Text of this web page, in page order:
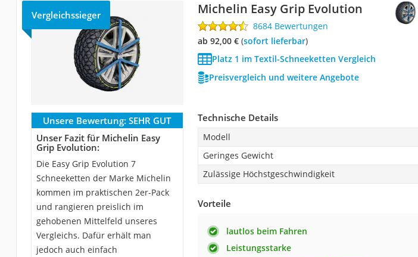
Vergleichssieger Michelin Easy Grip Evolution
8684 Bewertungen
ab 92,00 €( Sofort lieferbar)
Platz 1 im Textil-Schneeketten Vergleich
Preisvergleich und weitere Angebote
Unsere Bewertung: SEHR GUT
Unser Fazit für Michelin Easy
Grip Evolution:
Die Easy Grip Evolution 7
Schneeketten der Marke Michelin
kommen im praktischen 2er-Pack
und rangieren preislich im
gehobenen Mittelfeld unseres
Vergleichs. Dafür erhält man
jedoch auch einfach
Technische Details
Modell
Geringes Gewicht
Zulässige Höchstgeschwindigkeit
Vorteile
lautlos beim Fahren
Leistungsstarke